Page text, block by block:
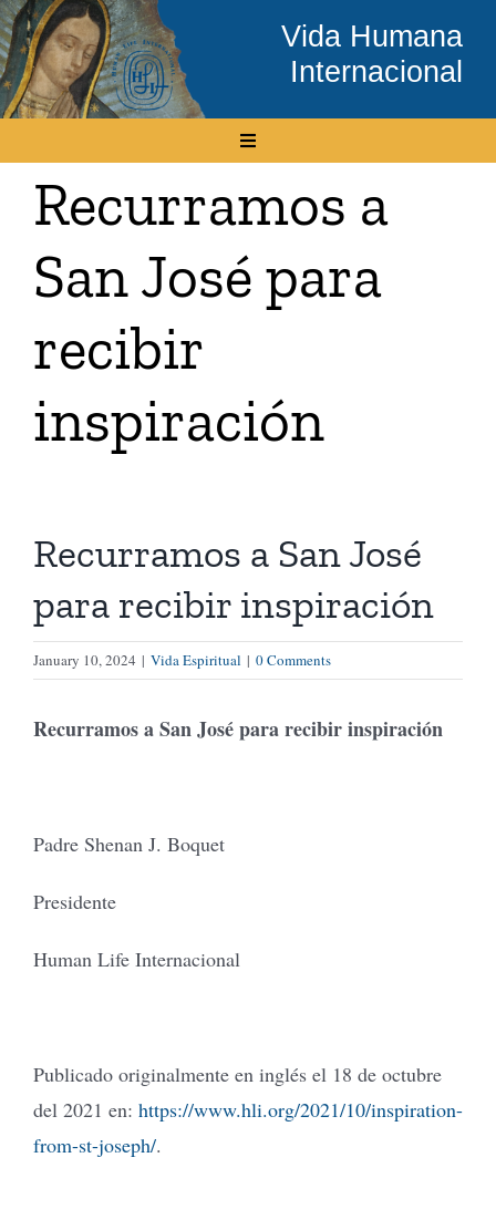
Skip
to
content
Vida Humana
Internacional
Toggle
Inicio
Conócenos
Temas
Boletín Electrónico
Tienda Virtual
Buscar
Recurramos a
San José para
recibir
inspiración
Recurramos a San José
para recibir inspiración
January 10, 2024 | Vida Espiritual | 0 Comments
Recurramos a San José para recibir inspiración
Padre Shenan J. Boquet
Presidente
Human Life Internacional
Publicado originalmente en inglés el 18 de octubre
del 2021 en: https://www.hli.org/2021/10/inspiration-
from-st-joseph/.